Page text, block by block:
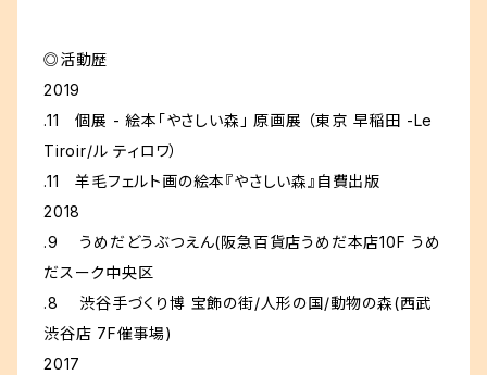
◎活動歴
2019
.11 個展 - 絵本「やさしい森」 原画展 （東京 早稲田 -Le
Tiroir/ル ティロワ）
.11 羊毛フェルト画の絵本『やさしい森』自費出版
2018
.9 うめだどうぶつえん(阪急百貨店うめだ本店10F うめ
だスーク中央区
.8 渋谷手づくり博 宝飾の街/人形の国/動物の森(西武
渋谷店 7F催事場)
2017